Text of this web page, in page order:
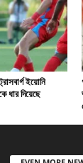
ইয়োনি
ধার দিয়েছে